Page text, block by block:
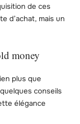
de ces
d’achat, mais un
money
plus que
conseils
élégance